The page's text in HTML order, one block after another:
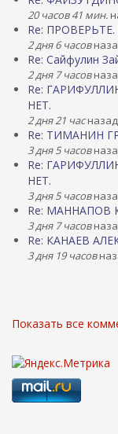
20 часов 41 мин.
Re: ПРОВЕРЬТЕ.
2 дня 6 часов
Re: Сайфулин
2 дня 7 часов
Re:
НЕТ.
2 дня 21 часназад
Re: ТИМАНИН
3 дня 5 часов
Re:
НЕТ.
3 дня 5 часов
Re: МАННАПОВ
3 дня 7 часов
Re: КАНАЕВ
3 дня 19 часов
Показать все